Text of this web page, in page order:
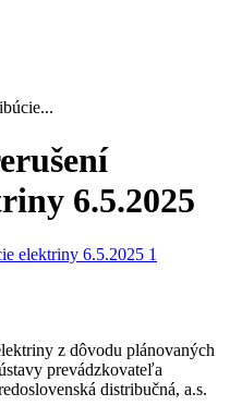
6.5.2025
z dôvodu plánovaných
prevádzkovateľa
distribučná, a.s.